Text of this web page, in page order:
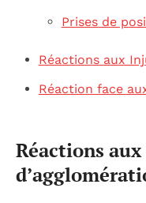
Prises de
Réactions aux
Réaction face
Réactions